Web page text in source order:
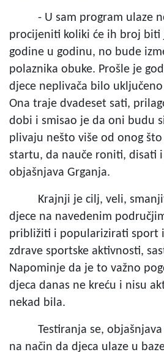
- U sam program ulaze
procijeniti koliki će ih broj biti
godine u godinu, no bude
polaznika obuke. Prošle je
djece neplivača bilo
Ona traje dvadeset sati,
dobi i smisao je da oni budu
plivaju nešto više od onog
startu, da nauče roniti, disati
objašnjava Grganja.
Krajnji je cilj, veli,
djece na navedenim
približiti i popularizirati sport
zdrave sportske aktivnosti,
Napominje da je to važno
djeca danas ne kreću i nisu
nekad bila.
Testiranja se,
na način da djeca ulaze u